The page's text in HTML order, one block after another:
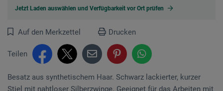
Jetzt Laden auswählen und Verfügbarkeit vor Ort prüfen
Auf den Merkzettel Drucken
Teilen
Besatz aus synthetischem Haar. Schwarz lackierter, kurzer
Stiel mit nahtloser Silberzwinge. Geeignet für das Arbeiten mit